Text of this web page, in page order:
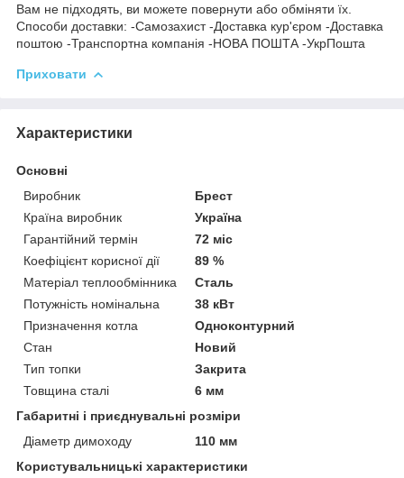
Вам не підходять, ви можете повернути або обміняти їх.
Способи доставки: -Самозахист -Доставка кур'єром -Доставка
поштою -Транспортна компанія -НОВА ПОШТА -УкрПошта
Приховати
Характеристики
Основні
Виробник
Брест
Країна виробник
Україна
Гарантійний термін
72 міс
Коефіцієнт корисної дії
89 %
Матеріал теплообмінника
Сталь
Потужність номінальна
38 кВт
Призначення котла
Одноконтурний
Стан
Новий
Тип топки
Закрита
Товщина сталі
6 мм
Габаритні і приєднувальні розміри
Діаметр димоходу
110 мм
Користувальницькі характеристики